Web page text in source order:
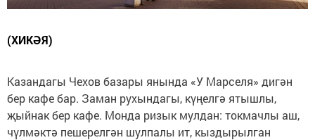
(ХИКӘЯ)
Казандагы Чехов базары янында «У Марселя» дигән
бер кафе бар. Заман рухындагы, күңелгә ятышлы,
җыйнак бер кафе. Монда ризык мулдан: токмачлы аш,
чүлмәктә пешерелгән шулпалы ит, кыздырылган